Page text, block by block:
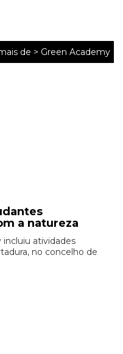
de > Green Academy
a natureza
incluiu atividades
no concelho de